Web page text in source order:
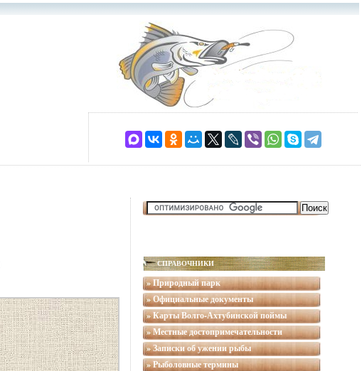
СПРАВОЧНИКИ
» Природный парк
» Официальные документы
» Карты Волго-Ахтубинской поймы
» Местные достопримечательности
» Записки об ужении рыбы
» Рыболовные термины